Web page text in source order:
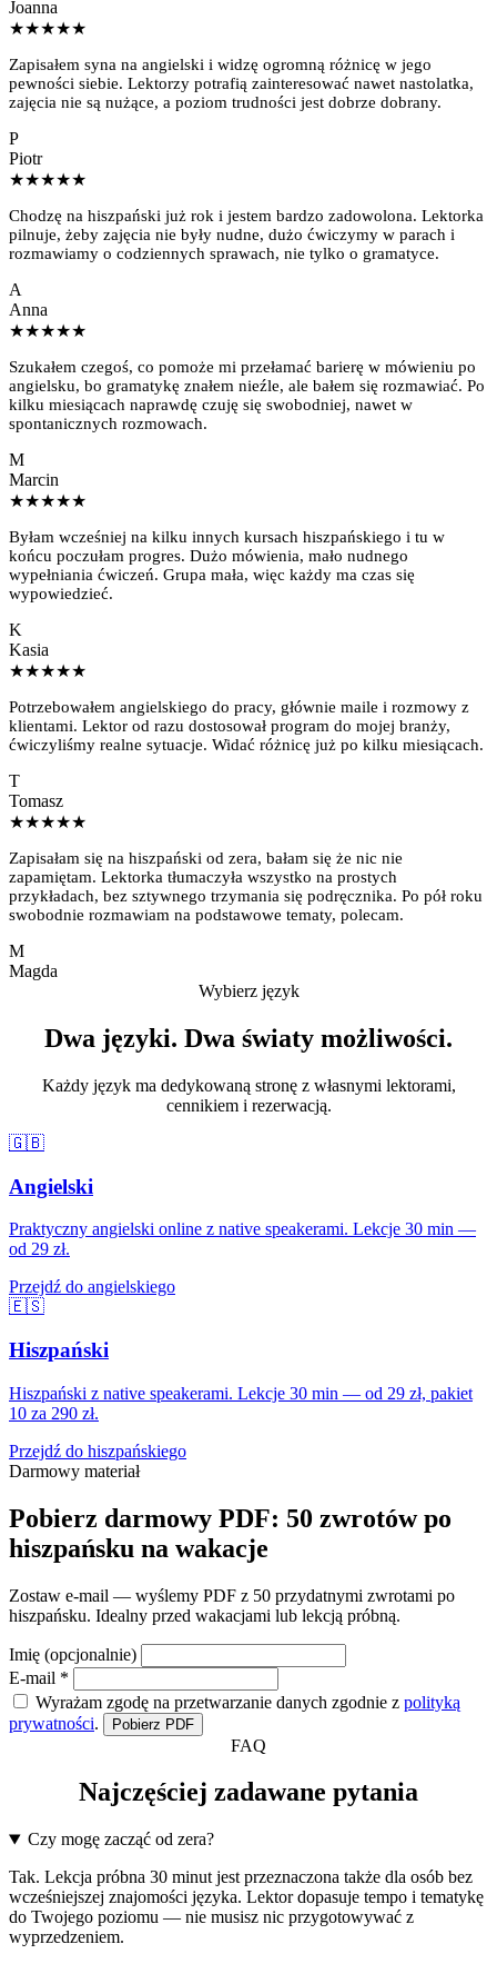
Joanna
★★★★★
Zapisałem syna na angielski i widzę ogromną różnicę w jego
pewności siebie. Lektorzy potrafią zainteresować nawet nastolatka,
zajęcia nie są nużące, a poziom trudności jest dobrze dobrany.
P
Piotr
★★★★★
Chodzę na hiszpański już rok i jestem bardzo zadowolona. Lektorka
pilnuje, żeby zajęcia nie były nudne, dużo ćwiczymy w parach i
rozmawiamy o codziennych sprawach, nie tylko o gramatyce.
A
Anna
★★★★★
Szukałem czegoś, co pomoże mi przełamać barierę w mówieniu po
angielsku, bo gramatykę znałem nieźle, ale bałem się rozmawiać. Po
kilku miesiącach naprawdę czuję się swobodniej, nawet w
spontanicznych rozmowach.
M
Marcin
★★★★★
Byłam wcześniej na kilku innych kursach hiszpańskiego i tu w
końcu poczułam progres. Dużo mówienia, mało nudnego
wypełniania ćwiczeń. Grupa mała, więc każdy ma czas się
wypowiedzieć.
K
Kasia
★★★★★
Potrzebowałem angielskiego do pracy, głównie maile i rozmowy z
klientami. Lektor od razu dostosował program do mojej branży,
ćwiczyliśmy realne sytuacje. Widać różnicę już po kilku miesiącach.
T
Tomasz
★★★★★
Zapisałam się na hiszpański od zera, bałam się że nic nie
zapamiętam. Lektorka tłumaczyła wszystko na prostych
przykładach, bez sztywnego trzymania się podręcznika. Po pół roku
swobodnie rozmawiam na podstawowe tematy, polecam.
M
Magda
Wybierz język
Dwa języki. Dwa światy możliwości.
Każdy język ma dedykowaną stronę z własnymi lektorami,
cennikiem i rezerwacją.
🇬🇧
Angielski
Praktyczny angielski online z native speakerami. Lekcje 30 min —
od 29 zł.
Przejdź do angielskiego
🇪🇸
Hiszpański
Hiszpański z native speakerami. Lekcje 30 min — od 29 zł, pakiet
10 za 290 zł.
Przejdź do hiszpańskiego
Darmowy materiał
Pobierz darmowy PDF: 50 zwrotów po
hiszpańsku na wakacje
Zostaw e-mail — wyślemy PDF z 50 przydatnymi zwrotami po
hiszpańsku. Idealny przed wakacjami lub lekcją próbną.
Imię (opcjonalnie)
E-mail *
Wyrażam zgodę na przetwarzanie danych zgodnie z polityką
prywatności. Pobierz PDF
FAQ
Najczęściej zadawane pytania
Czy mogę zacząć od zera?
Tak. Lekcja próbna 30 minut jest przeznaczona także dla osób bez
wcześniejszej znajomości języka. Lektor dopasuje tempo i tematykę
do Twojego poziomu — nie musisz nic przygotowywać z
wyprzedzeniem.